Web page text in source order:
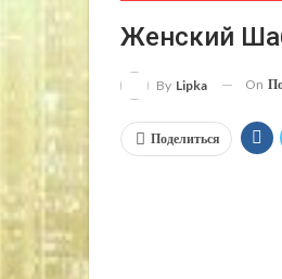
Женский
By Lipka On
Поделиться